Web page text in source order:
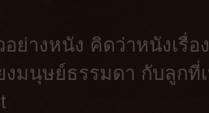
ย่างหนัง คิดว่าหนังเรื่อ
งมนุษย์ธรรมดา กับลูกที่